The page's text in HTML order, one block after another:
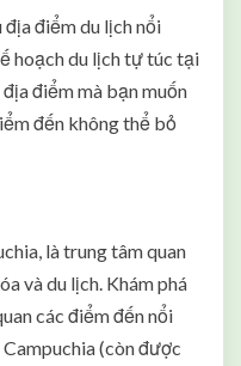
địa điểm du lịch nổi
hoạch du lịch tự túc tại
điểm mà bạn muốn
đến không thể bỏ
là trung tâm quan
và du lịch. Khám phá
các điểm đến nổi
(còn được